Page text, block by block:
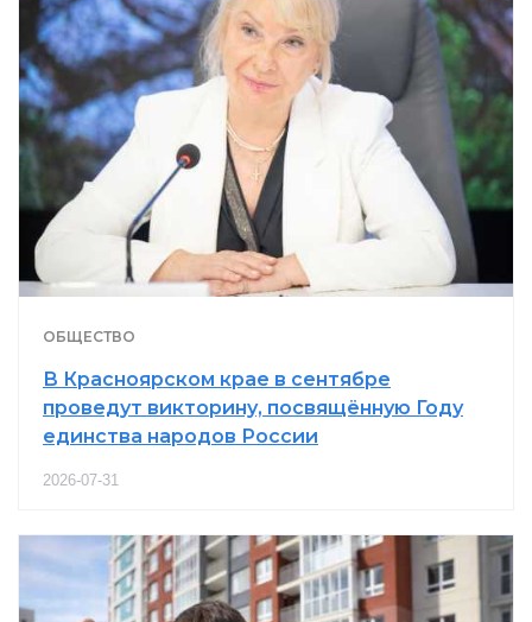
ОБЩЕСТВО
В Красноярском крае в сентябре
проведут викторину, посвящённую Году
единства народов России
2026-07-31